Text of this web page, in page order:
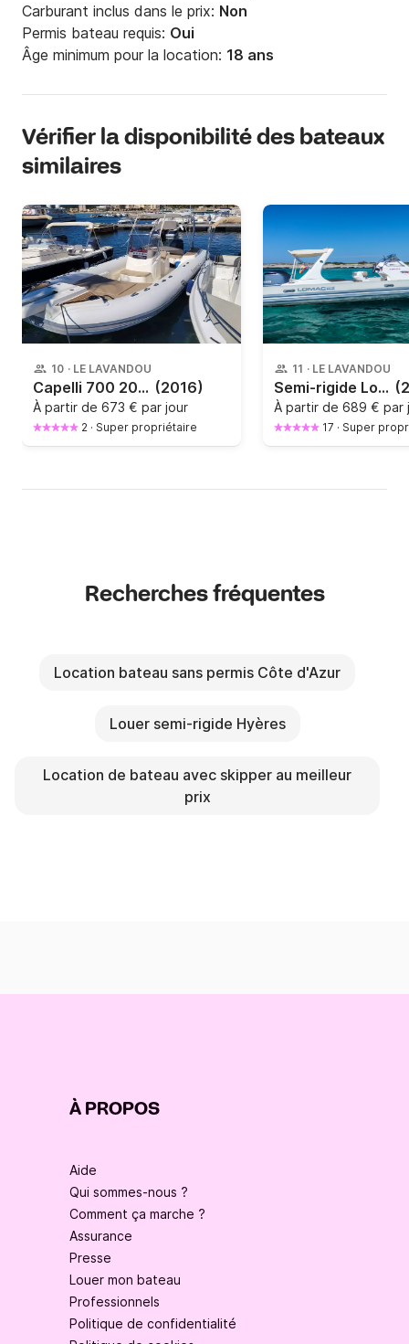
Carburant inclus dans le prix: Non
Permis bateau requis: Oui
Âge minimum pour la location: 18 ans
Vérifier la disponibilité des bateaux
similaires
10 · LE LAVANDOU
Capelli 700 200 CH AVENTHUR (2016)
À partir de 673 € par jour
2 · Super propriétaire
11 · LE LAVANDOU
Semi-rigide Lomac 790 300cv
À partir de 689 € par
17 · Super
Recherches fréquentes
Location bateau sans permis Côte d'Azur
Louer semi-rigide Hyères
Location de bateau avec skipper au meilleur
prix
À PROPOS
Aide
Qui sommes-nous ?
Comment ça marche ?
Assurance
Presse
Louer mon bateau
Professionnels
Politique de confidentialité